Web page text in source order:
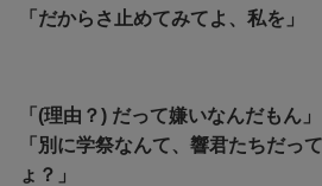
「だからさ止めてみてよ、私を」
「(理由？) だって嫌いなんだもん」
「別に学祭なんて、響君たちだっ
ょ？」